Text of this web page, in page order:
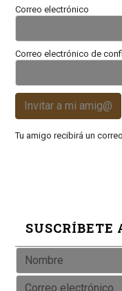
Correo electrónico
Correo electrónico de
Invitar a mi amig@
Tu amigo recibirá un
SUSCRÍBETE